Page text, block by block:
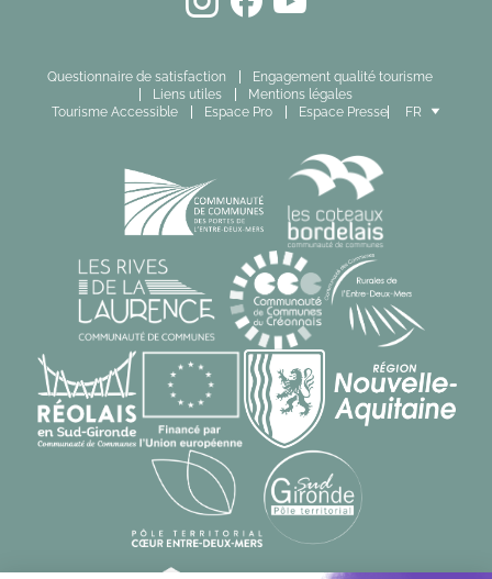
Questionnaire de satisfaction
Engagement qualité tourisme
Liens utiles
Mentions légales
Tourisme Accessible
Espace Pro Espace Presse
FR